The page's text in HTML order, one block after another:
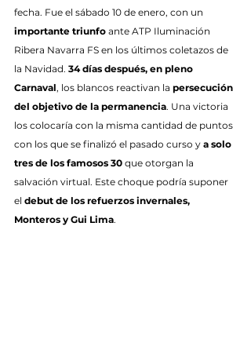
fecha. Fue el sábado 10 de enero, con un
importante triunfo ante ATP Iluminación
Ribera Navarra FS en los últimos coletazos de
la Navidad. 34 días después, en pleno
Carnaval, los blancos reactivan la persecución
del objetivo de la permanencia. Una victoria
los colocaría con la misma cantidad de puntos
con los que se finalizó el pasado curso y a solo
tres de los famosos 30 que otorgan la
salvación virtual. Este choque podría suponer
el debut de los refuerzos invernales,
Monteros y Gui Lima.